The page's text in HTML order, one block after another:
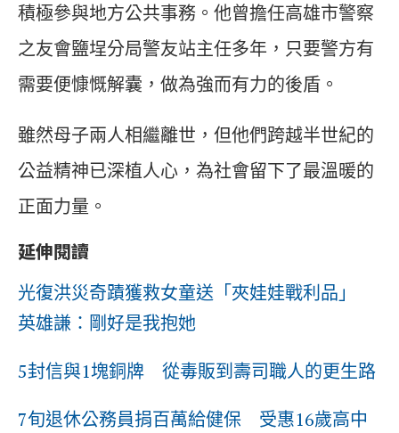
積極參與地方公共事務。他曾擔任高雄市警察
之友會鹽埕分局警友站主任多年，只要警方有
需要便慷慨解囊，做為強而有力的後盾。
雖然母子兩人相繼離世，但他們跨越半世紀的
公益精神已深植人心，為社會留下了最溫暖的
正面力量。
延伸閱讀
光復洪災奇蹟獲救女童送「夾娃娃戰利品」
英雄謙：剛好是我抱她
5封信與1塊銅牌 從毒販到壽司職人的更生路
7旬退休公務員捐百萬給健保 受惠16歲高中